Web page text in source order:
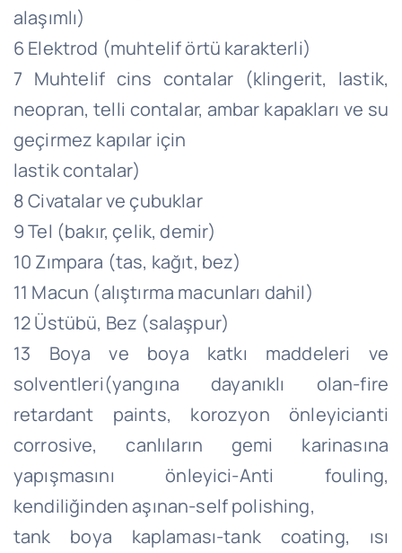
alaşımlı)
6 Elektrod (muhtelif örtü karakterli)
7 Muhtelif cins contalar (klingerit, lastik,
neopran, telli contalar, ambar kapakları ve su
geçirmez kapılar için
lastik contalar)
8 Civatalar ve çubuklar
9 Tel (bakır, çelik, demir)
10 Zımpara (tas, kağıt, bez)
11 Macun (alıştırma macunları dahil)
12 Üstübü, Bez (salaşpur)
13 Boya ve boya katkı maddeleri ve
solventleri(yangına dayanıklı olan-fire
retardant paints, korozyon önleyicianti
corrosive, canlıların gemi karinasına
yapışmasını önleyici-Anti fouling,
kendiliğinden aşınan-self polishing,
tank boya kaplaması-tank coating, ısı